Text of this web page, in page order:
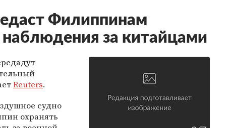
Филиппинам
наблюдения за китайцами
Reuters.
судно
охранять